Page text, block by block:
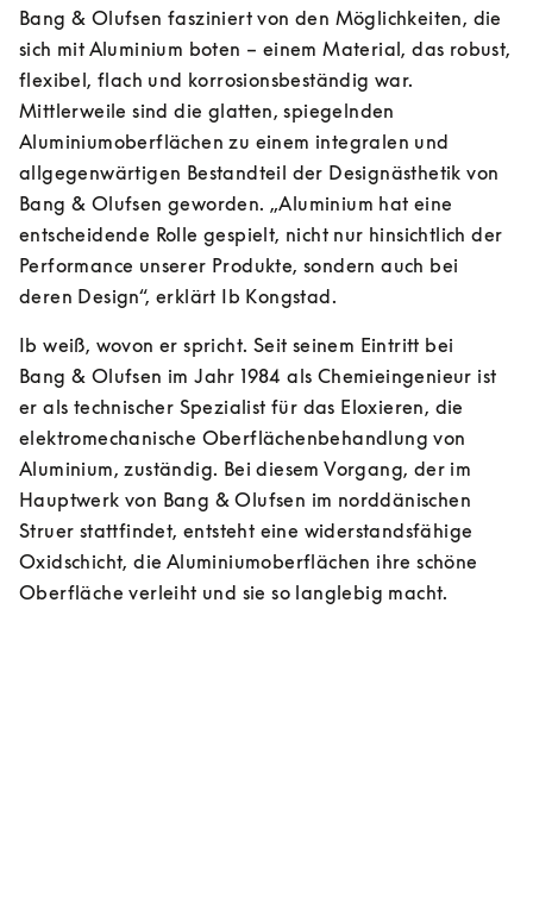
Bang & Olufsen fasziniert von den Möglichkeiten, die
sich mit Aluminium boten – einem Material, das robust,
flexibel, flach und korrosionsbeständig war.
Mittlerweile sind die glatten, spiegelnden
Aluminiumoberflächen zu einem integralen und
allgegenwärtigen Bestandteil der Designästhetik von
Bang & Olufsen geworden. „Aluminium hat eine
entscheidende Rolle gespielt, nicht nur hinsichtlich der
Performance unserer Produkte, sondern auch bei
deren Design“, erklärt Ib Kongstad.
Ib weiß, wovon er spricht. Seit seinem Eintritt bei
Bang & Olufsen im Jahr 1984 als Chemieingenieur ist
er als technischer Spezialist für das Eloxieren, die
elektromechanische Oberflächenbehandlung von
Aluminium, zuständig. Bei diesem Vorgang, der im
Hauptwerk von Bang & Olufsen im norddänischen
Struer stattfindet, entsteht eine widerstandsfähige
Oxidschicht, die Aluminiumoberflächen ihre schöne
Oberfläche verleiht und sie so langlebig macht.